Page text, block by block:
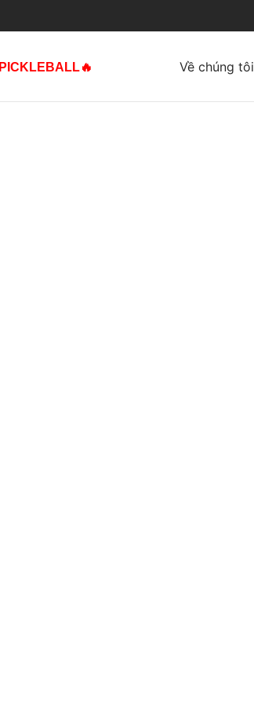
PICKLEBALL🔥 Về chúng tôi